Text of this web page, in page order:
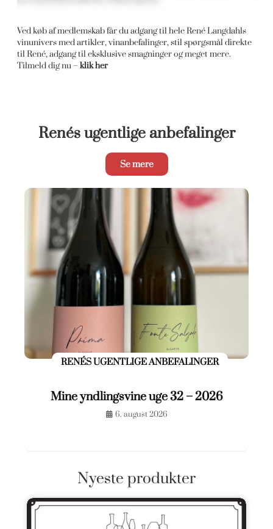
Ved køb af medlemskab får du adgang til hele René Langdahls
vinunivers med artikler, vinanbefalinger, stil spørgsmål direkte
til René, adgang til eksklusive smagninger og meget mere.
Tilmeld dig nu –klik her
Renés ugentlige anbefalinger
Se mere
RENÉS UGENTLIGE ANBEFALINGER
Mine yndlingsvine uge 32 – 2026
6. august 2026
Nyeste produkter